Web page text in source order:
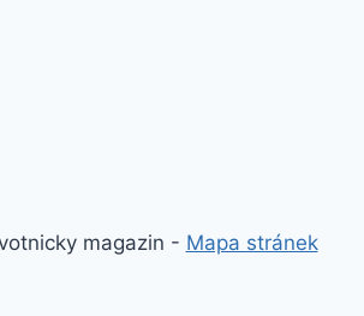
magazin - Mapa stránek